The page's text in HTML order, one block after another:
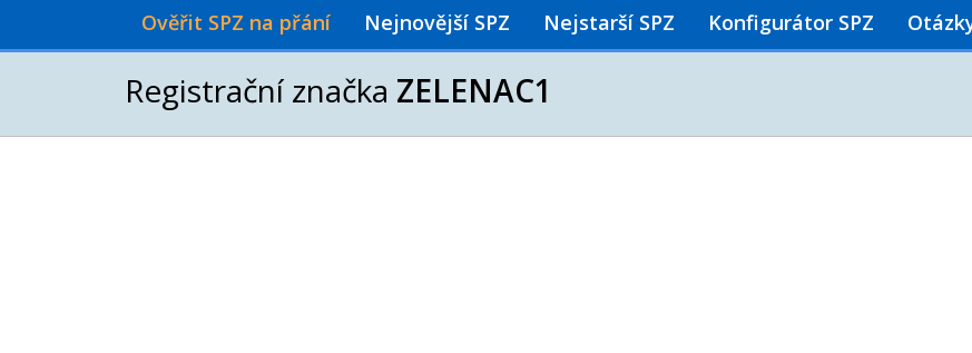
Ověřit SPZ na přání Nejnovější SPZ Nejstarší SPZ Konfigurátor SPZ
Registrační značka ZELENAC1